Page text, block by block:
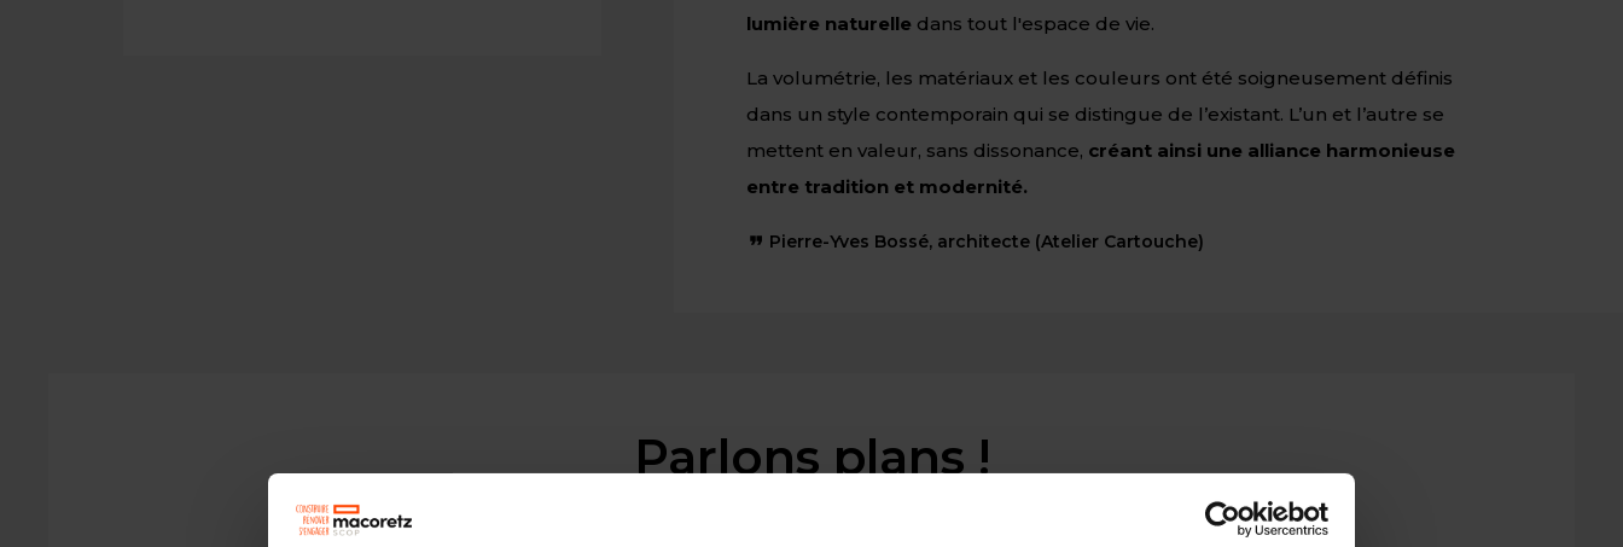
lumière naturelle dans tout l'espace de vie.
La volumétrie, les matériaux et les couleurs ont été soigneusement définis
dans un style contemporain qui se distingue de l’existant. L’un et l’autre se
mettent en valeur, sans dissonance, créant ainsi une alliance harmonieuse
entre tradition et modernité.
Pierre-Yves Bossé, architecte (Atelier Cartouche)
Parlons plans !